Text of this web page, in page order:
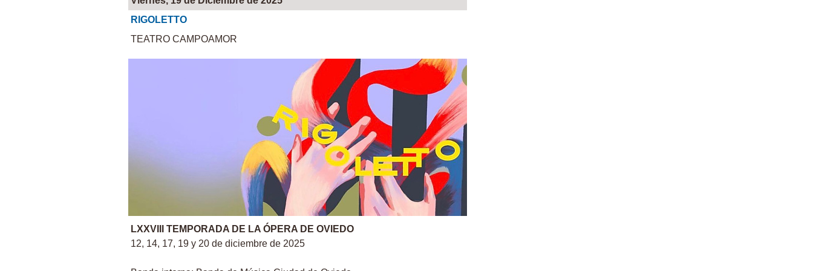
RIGOLETTO
TEATRO CAMPOAMOR
LXXVIII TEMPORADA DE LA ÓPERA DE OVIEDO
12, 14, 17, 19 y 20 de diciembre de 2025